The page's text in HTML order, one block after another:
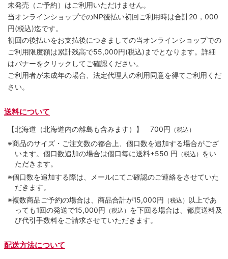
未発売（ご予約）はご利用いただけません。
当オンラインショップでのNP後払い初回ご利用時は合計20，000
円(税込)迄です。
初回の後払いをお支払後につきましての当オンラインショップでの
ご利用限度額は累計残高で55,000円(税込)までとなります。詳細
はバナーをクリックしてご確認ください。
ご利用者が未成年の場合、法定代理人の利用同意を得てご利用くだ
さい。
送料について
【北海道（北海道内の離島も含みます）】 700円 （税込）
※商品のサイズ・ご注文数の都合上、個口数を追加する場合がござ
います。個口数追加の場合は個口毎に送料+550 円 （税込） をい
ただきます。
※個口数を追加する際は、メールにてご確認のご連絡をさせていた
だきます。
※複数商品ご予約の場合は、商品合計が15,000円
（税込）
以上であ
っても1回の発送で15,000円
（税込） を下回る場合は、都度送料及
び代引手数料をご請求させていただきます。
配送方法について